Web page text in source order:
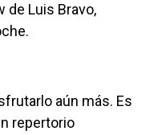
de Luis Bravo,
aún más. Es
repertorio